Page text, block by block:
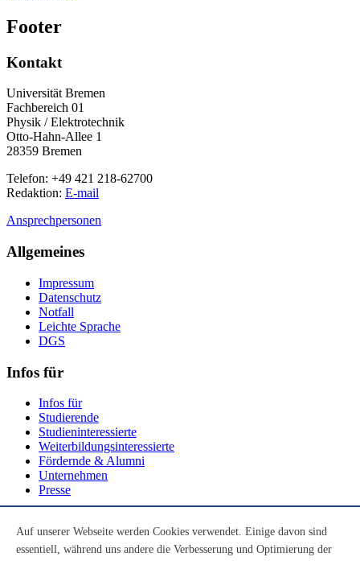
Footer
Kontakt
Universität Bremen
Fachbereich 01
Physik / Elektrotechnik
Otto-Hahn-Allee 1
28359 Bremen
Telefon: +49 421 218-62700
Redaktion: E-mail
Ansprechpersonen
Allgemeines
Impressum
Datenschutz
Notfall
Leichte Sprache
DGS
Infos für
Infos für
Studierende
Studieninteressierte
Weiterbildungsinteressierte
Fördernde & Alumni
Unternehmen
Presse
Youtube
Auf unserer Webseite werden Cookies verwendet. Einige davon sind
essentiell, während uns andere die Verbesserung und Optimierung der